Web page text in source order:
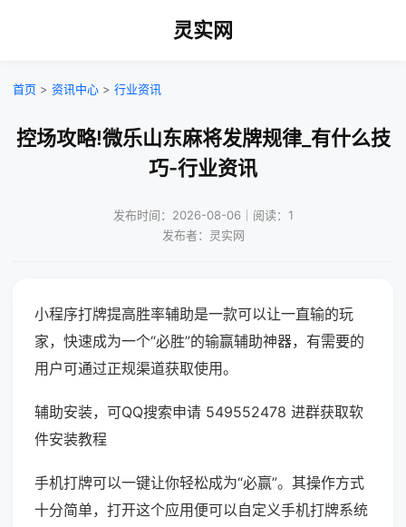
灵实网
首页 > 资讯中心 > 行业资讯
控场攻略!微乐山东麻将发牌规律_有什么技
巧-行业资讯
发布时间：2026-08-06｜阅读：1
发布者：灵实网
小程序打牌提高胜率辅助是一款可以让一直输的玩
家，快速成为一个“必胜”的输赢辅助神器，有需要的
用户可通过正规渠道获取使用。
辅助安装，可QQ搜索申请 549552478 进群获取软
件安装教程
手机打牌可以一键让你轻松成为“必赢”。其操作方式
十分简单，打开这个应用便可以自定义手机打牌系统